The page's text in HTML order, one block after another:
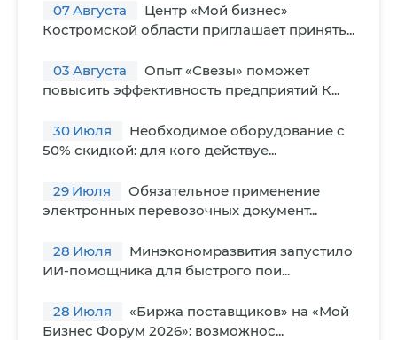
07Августа
Центр «Мой бизнес»
Костромской области приглашает принять...
03 Августа
Опыт «Свезы» поможет
повысить эффективность предприятий К...
30 Июля
Необходимое оборудование с
50% скидкой: для кого действуе...
29 Июля
Обязательное применение
электронных перевозочных документ...
28 Июля
Минэкономразвития запустило
ИИ-помощника для быстрого пои...
28 Июля
«Биржа поставщиков» на «Мой
Бизнес Форум 2026»: возможнос...